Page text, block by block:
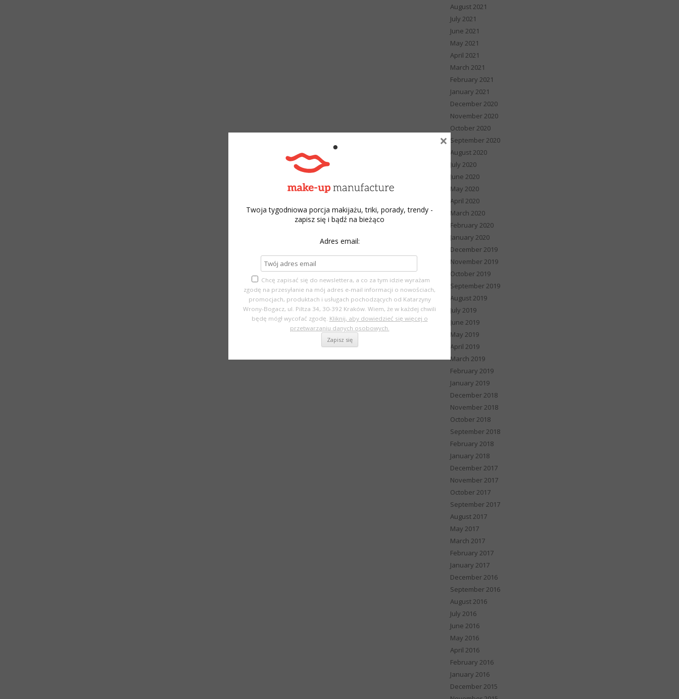
August 2021
July 2021
June 2021
May 2021
April 2021
March 2021
February 2021
January 2021
December 2020
November 2020
October 2020
September 2020
August 2020
July 2020
June 2020
May 2020
April 2020
March 2020
February 2020
January 2020
December 2019
November 2019
October 2019
September 2019
August 2019
July 2019
June 2019
May 2019
April 2019
March 2019
February 2019
January 2019
December 2018
November 2018
October 2018
September 2018
February 2018
January 2018
December 2017
November 2017
October 2017
September 2017
August 2017
May 2017
March 2017
February 2017
January 2017
December 2016
September 2016
August 2016
July 2016
June 2016
May 2016
April 2016
February 2016
January 2016
December 2015
Twoja tygodniowa porcja makijażu, triki, porady, trendy -
zapisz się i bądź na bieżąco
Adres email:
Chcę zapisać się do newslettera, a co za tym idzie wyrażam
zgodę na przesyłanie na mój adres e-mail informacji o nowościach,
promocjach, produktach i usługach pochodzących od Katarzyny
Wrony-Bogacz, ul. Piltza 34, 30-392 Kraków. Wiem, że w każdej chwili
będę mógł wycofać zgodę. Kliknij, aby dowiedzieć się więcej o
przetwarzaniu danych osobowych.
×